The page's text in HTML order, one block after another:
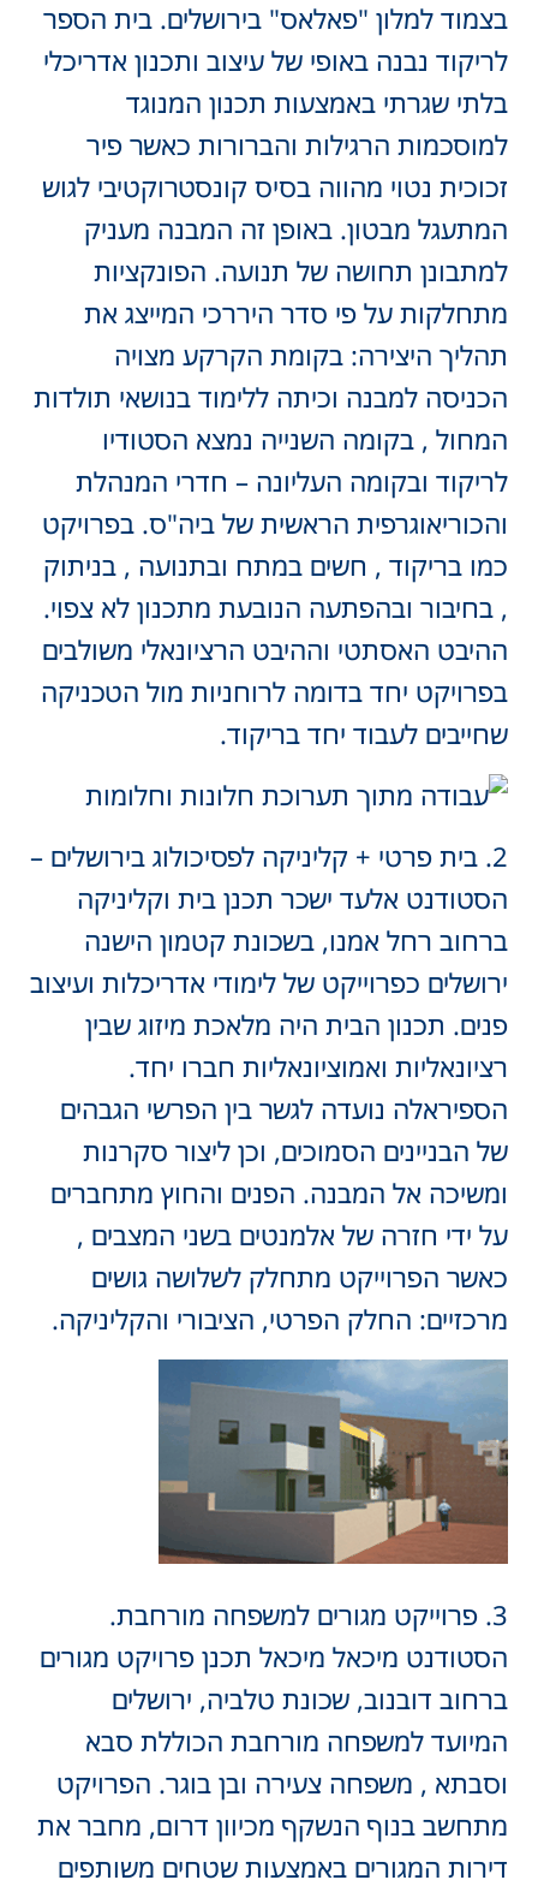
בצמוד למלון "פאלאס" בירושלים. בית הספר
לריקוד נבנה באופי של עיצוב ותכנון אדריכלי
בלתי שגרתי באמצעות תכנון המנוגד
למוסכמות הרגילות והברורות כאשר פיר
זכוכית נטוי מהווה בסיס קונסטרוקטיבי לגוש
המתעגל מבטון. באופן זה המבנה מעניק
למתבונן תחושה של תנועה. הפונקציות
מתחלקות על פי סדר היררכי המייצג את
תהליך היצירה: בקומת הקרקע מצויה
הכניסה למבנה וכיתה ללימוד בנושאי תולדות
המחול , בקומה השנייה נמצא הסטודיו
לריקוד ובקומה העליונה – חדרי המנהלת
והכוריאוגרפית הראשית של ביה"ס. בפרויקט
כמו בריקוד , חשים במתח ובתנועה , בניתוק
, בחיבור ובהפתעה הנובעת מתכנון לא צפוי.
ההיבט האסתטי וההיבט הרציונאלי משולבים
בפרויקט יחד בדומה לרוחניות מול הטכניקה
שחייבים לעבוד יחד בריקוד.
2. בית פרטי + קליניקה לפסיכולוג בירושלים –
הסטודנט אלעד ישכר תכנן בית וקליניקה
ברחוב רחל אמנו, בשכונת קטמון הישנה
ירושלים כפרוייקט של לימודי אדריכלות ועיצוב
פנים. תכנון הבית היה מלאכת מיזוג שבין
רציונאליות ואמוציונאליות חברו יחד.
הספיראלה נועדה לגשר בין הפרשי הגבהים
של הבניינים הסמוכים, וכן ליצור סקרנות
ומשיכה אל המבנה. הפנים והחוץ מתחברים
על ידי חזרה של אלמנטים בשני המצבים ,
כאשר הפרוייקט מתחלק לשלושה גושים
מרכזיים: החלק הפרטי, הציבורי והקליניקה.
3. פרוייקט מגורים למשפחה מורחבת.
הסטודנט מיכאל מיכאל תכנן פרויקט מגורים
ברחוב דובנוב, שכונת טלביה, ירושלים
המיועד למשפחה מורחבת הכוללת סבא
וסבתא , משפחה צעירה ובן בוגר. הפרויקט
מתחשב בנוף הנשקף מכיוון דרום, מחבר את
דירות המגורים באמצעות שטחים משותפים